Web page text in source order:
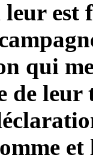
est
qui
de